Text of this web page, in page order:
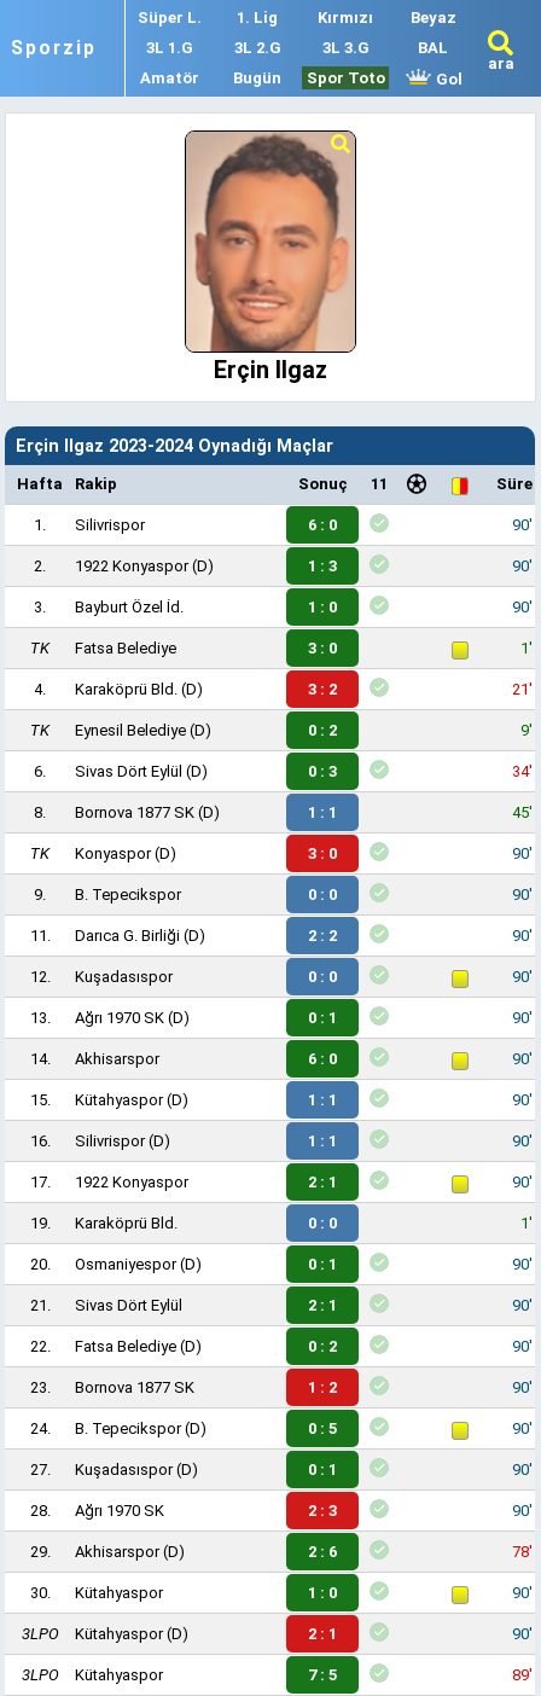
Sporzip
Süper L. 1. Lig Kırmızı
Beyaz
3L 1.G
3L 2.G 3L 3.G
BAL
Amatör
Bugün Spor Toto Gol
ara
Erçin Ilgaz
Erçin Ilgaz 2023-2024 Oynadığı Maçlar
Hafta Rakip Sonuç 11 Süre
1. Silivrispor 6 : 0 90'
2. 1922 Konyaspor(D) 1 : 3 90'
3. Bayburt Özel İd. 1 : 0 90'
TK Fatsa Belediye 3 : 0 1'
4. Karaköprü Bld. (D) 3 : 2 21'
TK Eynesil Belediye (D) 0 : 2 9'
6. Sivas Dört Eylül (D) 0 : 3 34'
8. Bornova 1877 SK (D) 1 : 1 45'
TK Konyaspor(D) 3 : 0 90'
9. B. Tepecikspor 0 : 0 90'
11. Darıca G. Birliği (D) 2 : 2 90'
12. Kuşadasıspor 0 : 0 90'
13. Ağrı 1970 SK (D) 0 : 1 90'
14. Akhisarspor 6 : 0 90'
15. Kütahyaspor(D) 1 : 1 90'
16. Silivrispor(D) 1 : 1 90'
17. 1922 Konyaspor 2 : 1 90'
19. Karaköprü Bld. 0 : 0 1'
20. Osmaniyespor(D) 0 : 1 90'
21. Sivas Dört Eylül 2 : 1 90'
22. Fatsa Belediye (D) 0 : 2 90'
23. Bornova 1877 SK 1 : 2 90'
24. B. Tepecikspor(D) 0 : 5 90'
27. Kuşadasıspor(D) 0 : 1 90'
28. Ağrı 1970 SK 2 : 3 90'
29. Akhisarspor(D) 2 : 6 78'
30. Kütahyaspor 1 : 0 90'
3LPO Kütahyaspor(D) 2 : 1 90'
3LPO Kütahyaspor 7 : 5 89'